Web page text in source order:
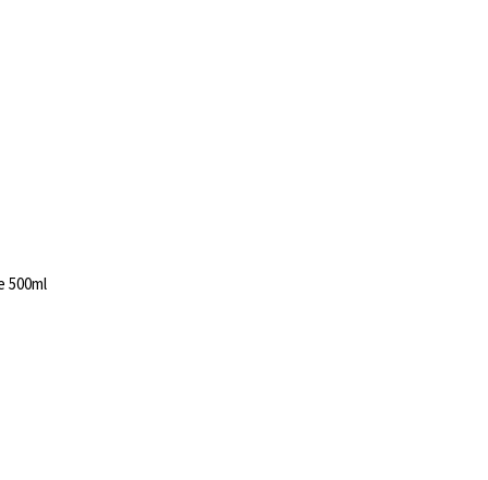
500ml